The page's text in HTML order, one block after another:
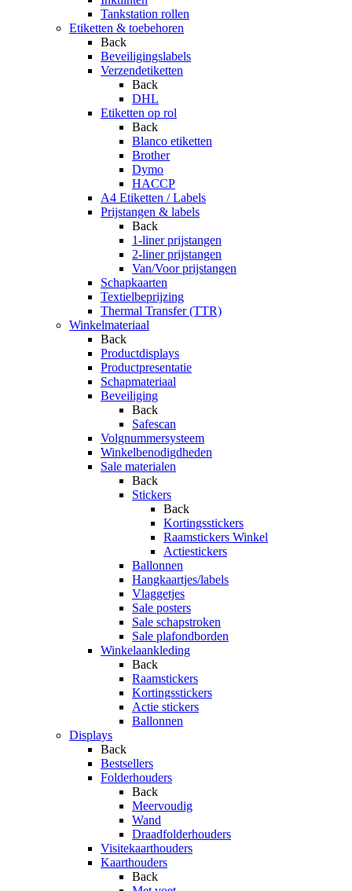
Tankstation rollen
Etiketten & toebehoren
Back
Beveiligingslabels
Verzendetiketten
Back
DHL
Etiketten op rol
Back
Blanco etiketten
Brother
Dymo
HACCP
A4 Etiketten / Labels
Prijstangen & labels
Back
1-liner prijstangen
2-liner prijstangen
Van/Voor prijstangen
Schapkaarten
Textielbeprijzing
Thermal Transfer (TTR)
Winkelmateriaal
Back
Productdisplays
Productpresentatie
Schapmateriaal
Beveiliging
Back
Safescan
Volgnummersysteem
Winkelbenodigdheden
Sale materialen
Back
Stickers
Back
Kortingsstickers
Raamstickers Winkel
Actiestickers
Ballonnen
Hangkaartjes/labels
Vlaggetjes
Sale posters
Sale schapstroken
Sale plafondborden
Winkelaankleding
Back
Raamstickers
Kortingsstickers
Actie stickers
Ballonnen
Displays
Back
Bestsellers
Folderhouders
Back
Meervoudig
Wand
Draadfolderhouders
Visitekaarthouders
Kaarthouders
Back